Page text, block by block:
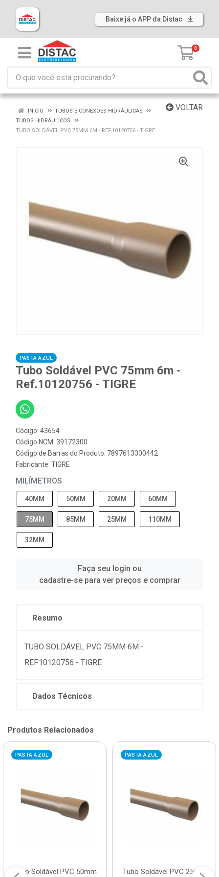
Baixe já o APP da Distac
0
VOLTAR
INÍCIO
TUBOS E CONEXÕES HIDRÁULICAS
TUBOS HIDRÁULICOS
TUBO SOLDÁVEL PVC 75MM 6M - REF.10120756 - TIGRE
PASTA AZUL
Tubo Soldável PVC 75mm 6m -
Ref.10120756 - TIGRE
Código: 43654
Código NCM: 39172300
Código de Barras do Produto: 7897613300442
Fabricante: TIGRE
MILÍMETROS
40MM 50MM 20MM 60MM
75MM 85MM 25MM 110MM
32MM
Faça seu login ou
cadastre-se para ver preços e comprar
Resumo
TUBO SOLDÁVEL PVC 75MM 6M -
REF.10120756 - TIGRE
Dados Técnicos
Produtos Relacionados
PASTA AZUL
Tubo Soldável PVC 50mm
PASTA AZUL
Tubo Soldável PVC 25mm